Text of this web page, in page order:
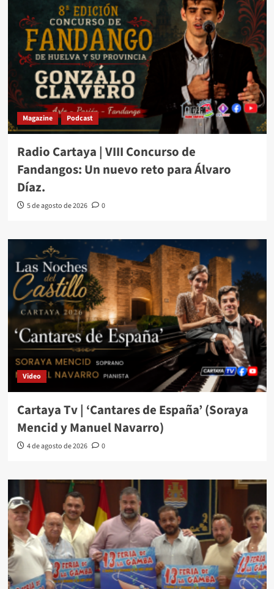
Magazine Podcast
Radio Cartaya | VIII Concurso de
Fandangos: Un nuevo reto para Álvaro
Díaz.
5 de agosto de 2026 0
Video
Cartaya Tv | ‘Cantares de España’ (Soraya
Mencid y Manuel Navarro)
4 de agosto de 2026 0